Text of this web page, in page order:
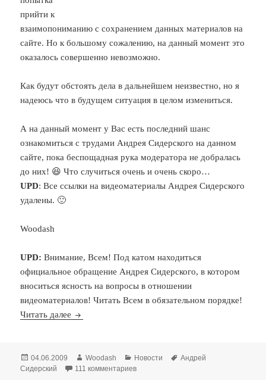
прийти к
взаимопониманию с сохранением данных материалов на
сайте. Но к большому сожалению, на данный момент это
оказалось совершенно невозможно.
Как будут обстоять дела в дальнейшем неизвестно, но я
надеюсь что в будущем ситуация в целом измениться.
А на данный момент у Вас есть последний шанс
ознакомиться с трудами Андрея Сидерского на данном
сайте, пока беспощадная рука модератора не добралась
до них! 😆 Что случиться очень и очень скоро…
UPD: Все ссылки на видеоматериалы Андрея Сидерского
удалены. 🙂
Woodash
UPD: Внимание, Всем! Под катом находиться
официальное обращение Андрея Сидерского, в котором
вноситься ясность на вопросы в отношении
видеоматериалов! Читать Всем в обязательном порядке!
Читать далее Важно! Видеоматериалы Андрея Сидерского…
Опубликовано
04.06.2009 Автор
Woodash Рубрики
Новости Метки
Андрей
Сидерский
111 комментариевк записи Важно! Видеоматериалы